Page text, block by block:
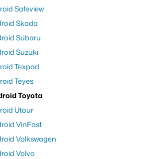
Safeview
Skoda
Subaru
Suzuki
Texpad
Teyes
Toyota
Utour
VinFast
Volkswagen
Volvo